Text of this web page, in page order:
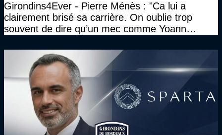
Girondins4Ever - Pierre Ménès : "Ca lui a
clairement brisé sa carrière. On oublie trop
souvent de dire qu’un mec comme Yoann